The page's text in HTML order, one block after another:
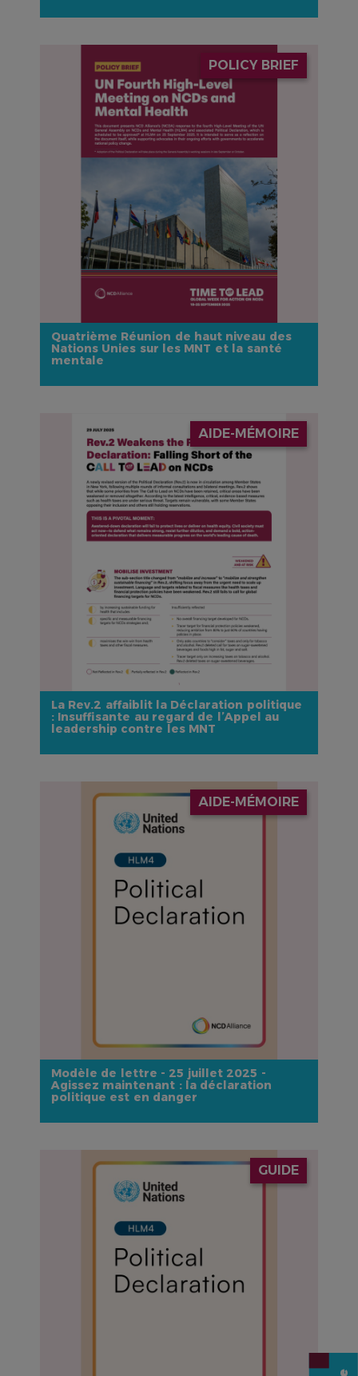
POLICY BRIEF
Quatrième Réunion de haut niveau des
Nations Unies sur les MNT et la santé
mentale
AIDE-MÉMOIRE
La Rev.2 affaiblit la Déclaration politique
: Insuffisante au regard de l’Appel au
leadership contre les MNT
AIDE-MÉMOIRE
Modèle de lettre - 25 juillet 2025 -
Agissez maintenant : la déclaration
politique est en danger
GUIDE